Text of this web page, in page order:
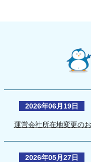
2026年06月19日
運営会社所在地変更の
2026年05月27日